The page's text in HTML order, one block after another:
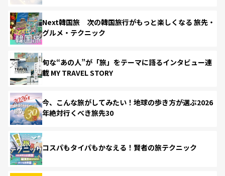
Next韓国旅 次の韓国旅行がもっと楽しくなる 旅先・
グルメ・テクニック
旬な“あの人”が「旅」をテーマに語るインタビュー連
載 MY TRAVEL STORY
今、こんな旅がしてみたい！地球の歩き方が選ぶ2026
年絶対行くべき旅先30
コスパもタイパもかなえる！賢者の旅テクニック